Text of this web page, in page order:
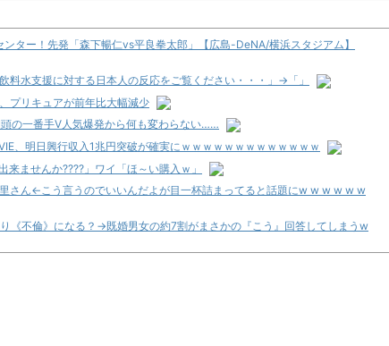
ンター！先発「森下暢仁vs平良拳太郎」【広島-DeNA/横浜スタジアム】
料水支援に対する日本人の反応をご覧ください・・・」→「」
プリキュアが前年比大幅減少
の一番手V人気爆発から何も変わらない……
、明日興行収入1兆円突破が確実にｗｗｗｗｗｗｗｗｗｗｗｗｗ
ませんか????」ワイ「ほ～い購入ｗ」
里さん←こう言うのでいいんだよが目一杯詰まってると話題にw w w w w w
り《不倫》になる？→既婚男女の約7割がまさかの『こう』回答してしまうw